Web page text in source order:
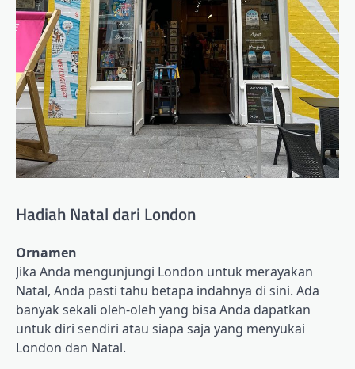
Hadiah Natal dari London
Ornamen
Jika Anda mengunjungi London untuk merayakan
Natal, Anda pasti tahu betapa indahnya di sini. Ada
banyak sekali oleh-oleh yang bisa Anda dapatkan
untuk diri sendiri atau siapa saja yang menyukai
London dan Natal.